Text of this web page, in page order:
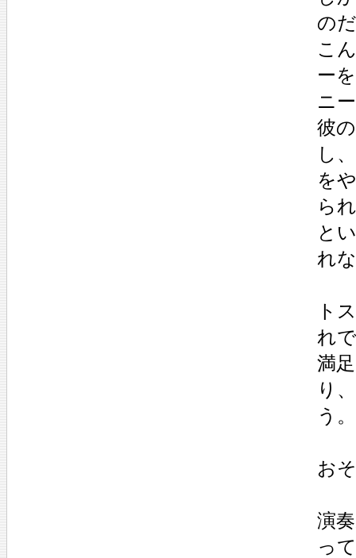
の
こ
ー
ニ
彼
し
を
ら
と
れ
ト
れ
満
り
う。
お
演
っ